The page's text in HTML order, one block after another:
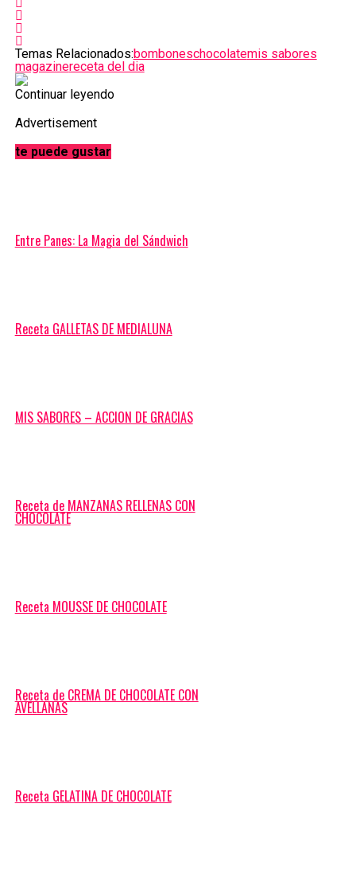
Temas Relacionados:bomboneschocolatemis sabores
magazinereceta del dia
Continuar leyendo
Advertisement
te puede gustar
Entre Panes: La Magia del Sándwich
Receta GALLETAS DE MEDIALUNA
MIS SABORES – ACCION DE GRACIAS
Receta de MANZANAS RELLENAS CON
CHOCOLATE
Receta MOUSSE DE CHOCOLATE
Receta de CREMA DE CHOCOLATE CON
AVELLANAS
Receta GELATINA DE CHOCOLATE